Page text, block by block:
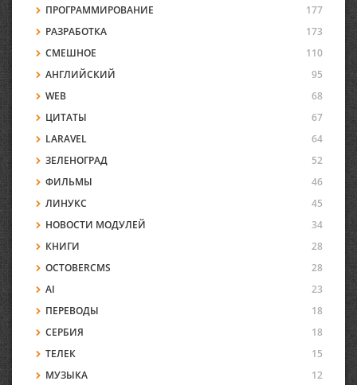
ПРОГРАММИРОВАНИЕ
177
РАЗРАБОТКА
173
СМЕШНОЕ
110
АНГЛИЙСКИЙ
95
WEB
68
ЦИТАТЫ
67
LARAVEL
64
ЗЕЛЕНОГРАД
52
ФИЛЬМЫ
46
ЛИНУКС
45
НОВОСТИ МОДУЛЕЙ
34
КНИГИ
28
OCTOBERCMS
28
AI
23
ПЕРЕВОДЫ
18
СЕРБИЯ
18
ТЕЛЕК
15
МУЗЫКА
12